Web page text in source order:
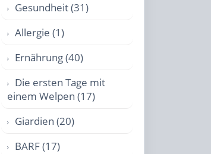
Gesundheit (31)
Allergie (1)
Ernährung (40)
Die ersten Tage mit
einem Welpen (17)
Giardien (20)
BARF (17)